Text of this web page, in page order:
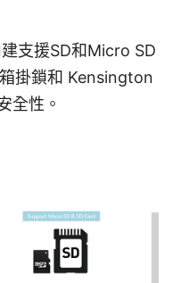
建支援SD和Micro SD
掛鎖和 Kensington
全性。